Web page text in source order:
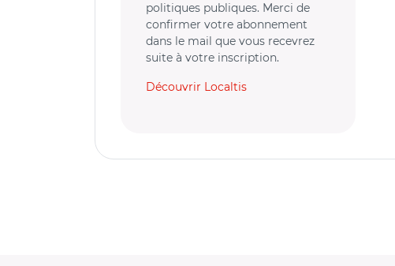
politiques publiques. Merci de
confirmer votre abonnement
dans le mail que vous recevrez
suite à votre inscription.
Découvrir Localtis